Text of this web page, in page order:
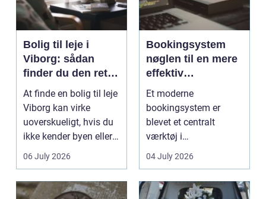
Bolig til leje i
Viborg: sådan
finder du den rette
lejlighed
At finde en bolig til leje
Viborg kan virke
uoverskueligt, hvis du
ikke kender byen eller
det lokale...
06 July 2026
Bookingsystem
nøglen til en mere
effektiv
klinikhverdag
Et moderne
bookingsystem er
blevet et centralt
værktøj i
sundhedssektoren.
Klinikker, praksis og
beh...
04 July 2026